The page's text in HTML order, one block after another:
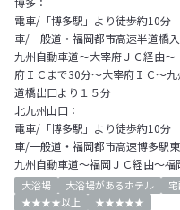
電車/「博多駅」より徒歩約10分
車/一般道・福岡都市高速半道橋
九州自動車道～大宰府ＪＣ経由
府ＩＣまで30分～大宰府ＩＣ～
道橋出口より１５分
北九州山口：
電車/「博多駅」より徒歩約10分
車/一般道・福岡都市高速博多駅
九州自動車道～福岡ＪＣ経由～
大浴場 大浴場があるホテル
★★★★以上
★★★★★